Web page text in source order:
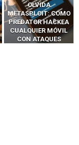
CÓMO LOS HACKERS
INTERCEPTAN OTPS
Y LLAMADAS
MÓVILES SIN
‘HACKEAR’ — EL